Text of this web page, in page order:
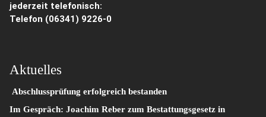
jederzeit telefonisch:
Telefon (06341) 9226-0
Aktuelles
Abschlussprüfung erfolgreich bestanden
Im Gespräch: Joachim Reber zum Bestattungsgesetz in